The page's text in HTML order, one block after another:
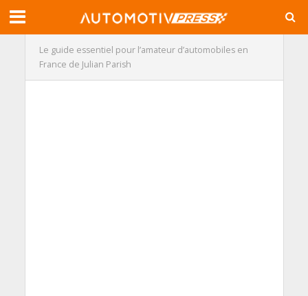
Le guide essentiel pour l’amateur d’automobiles en
France de Julian Parish